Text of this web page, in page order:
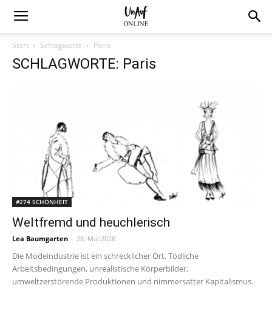
Start Schlagworte Paris
SCHLAGWORTE: Paris
#274 SCHÖNHEIT
Weltfremd und heuchlerisch
Lea Baumgarten - 28. Mai 2026
Die Modeindustrie ist ein schrecklicher Ort. Tödliche
Arbeitsbedingungen, unrealistische Körperbilder,
umweltzerstörende Produktionen und nimmersatter Kapitalismus.